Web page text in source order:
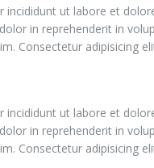
ut labore et
in reprehenderit in
Consectetur adipisicing
ut labore et
in reprehenderit in
Consectetur adipisicing